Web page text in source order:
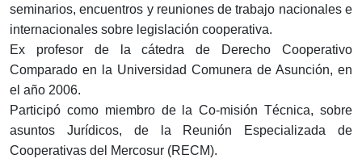
seminarios, encuentros y reuniones de trabajo nacionales e
internacionales sobre legislación cooperativa.
Ex profesor de la cátedra de Derecho Cooperativo
Comparado en la Universidad Comunera de Asunción, en
el año 2006.
Participó como miembro de la Co-misión Técnica, sobre
asuntos Jurídicos, de la Reunión Especializada de
Cooperativas del Mercosur (RECM).